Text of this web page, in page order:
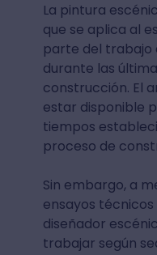
La pintura
que se aplica al
parte del trabajo
durante las
construcción. El
estar disponible
tiempos
proceso de
Sin embargo, a
ensayos
diseñador
trabajar según